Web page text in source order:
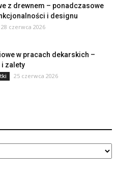
z drewnem – ponadczasowe
i designu
28 czerwca 2026
w pracach dekarskich –
zalety
25 czerwca 2026